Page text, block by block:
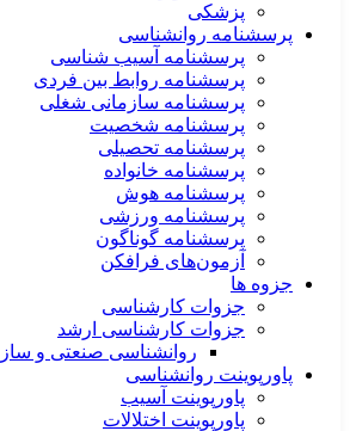
پزشکی
پرسشنامه روانشناسی
پرسشنامه آسیب شناسی
پرسشنامه روابط بین فردی
پرسشنامه سازمانی شغلی
پرسشنامه شخصیت
پرسشنامه تحصیلی
پرسشنامه خانواده
پرسشنامه هوش
پرسشنامه ورزشی
پرسشنامه گوناگون
آزمون‌های فرافکن
جزوه ها
جزوات کارشناسی
جزوات کارشناسی ارشد
روانشناسی صنعتی و
پاورپوینت روانشناسی
پاورپوینت آسیب
پاورپوینت اختلالات